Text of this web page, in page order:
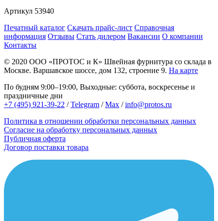
Артикул 53940
Печатный каталог Скачать прайс-лист Справочная
информация Отзывы Стать дилером Вакансии О компании
Контакты
© 2020 ООО «ПРОТОС и К» Швейная фурнитура со склада в
Москве. Варшавское шоссе, дом 132, строение 9. На карте
По будням 9:00–19:00, Выходные: суббота, воскресенье и
праздничные дни
+7 (495) 921-39-22 /Telegram /Max /info@protos.ru
Политика в отношении обработки персональных данных
Согласие на обработку персональных данных
Публичная оферта
Договор поставки товара